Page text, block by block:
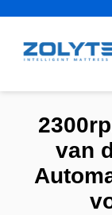
van